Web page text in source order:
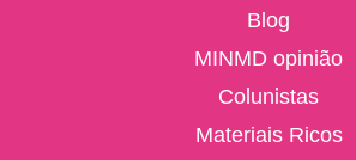
Blog
MINMD opinião
Colunistas
Materiais Ricos